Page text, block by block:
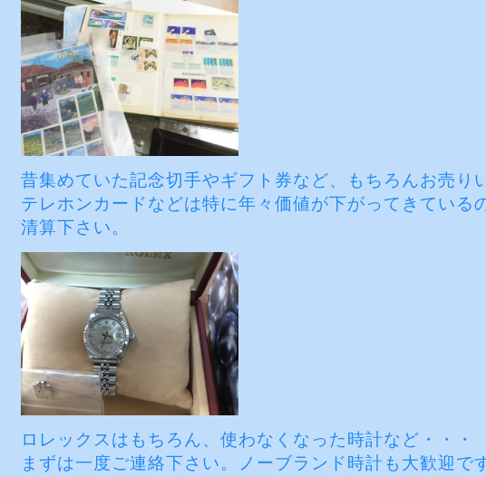
昔集めていた記念切手やギフト券など、もちろんお売り
テレホンカードなどは特に年々価値が下がってきている
清算下さい。
ロレックスはもちろん、使わなくなった時計など・・・
まずは一度ご連絡下さい。ノーブランド時計も大歓迎